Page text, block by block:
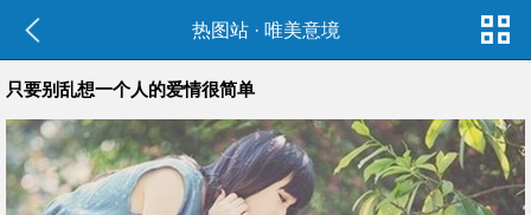
热图站· 唯美意境
只要别乱想一个人的爱情很简单